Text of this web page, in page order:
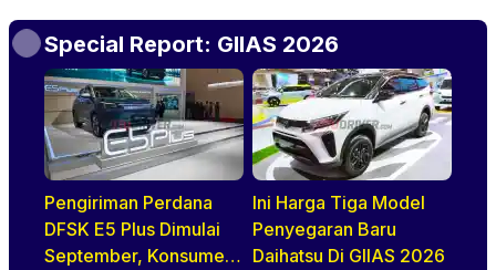
Special Report: GIIAS 2026
Pengiriman Perdana
DFSK E5 Plus Dimulai
September, Konsumen
Ini Harga Tiga Model
Penyegaran Baru
Daihatsu Di GIIAS 2026